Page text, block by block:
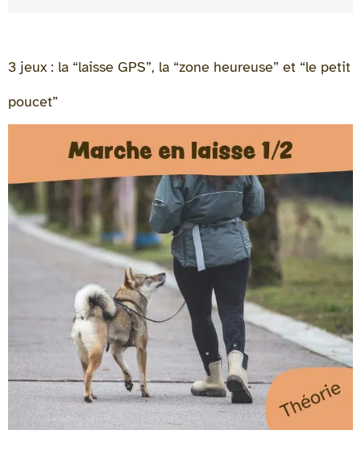
3 jeux : la “laisse GPS”, la “zone heureuse” et “le petit
poucet”